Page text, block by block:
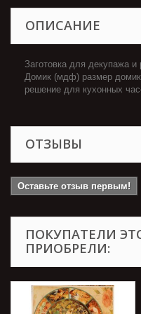
ОПИСАНИЕ
Заготовка для декупажа
Домик (мдф) размер
решение для кухонных
ОТЗЫВЫ
Оставьте отзыв первым!
ПОКУПАТЕЛИ
ПРИОБРЕЛИ: